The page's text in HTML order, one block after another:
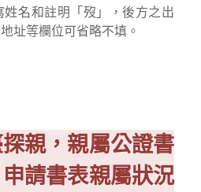
名和註明「歿」，後方之出
址等欄位可省略不填。
親，親屬公證書
請書表親屬狀況